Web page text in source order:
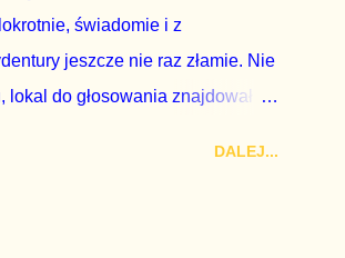
świadomie i z
jeszcze nie raz złamie. Nie
do głosowania znajdował
DALEJ...